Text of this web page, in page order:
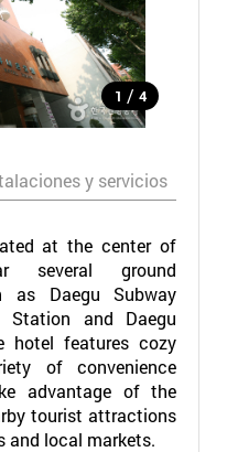
1 / 4
y servicios
at the center of
several ground
as Daegu Subway
Station and Daegu
hotel features cozy
of convenience
advantage of the
tourist attractions
and local markets.